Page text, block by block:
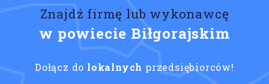
Znajdź firmę lub wykonawcę
w powiecie Biłgorajskim
Dołącz do lokalnych przedsiębiorców!